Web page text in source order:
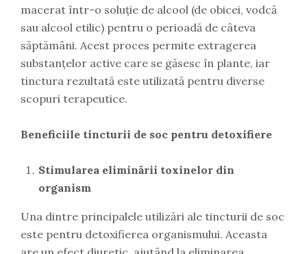
macerat într-o soluție de alcool (de obicei, vodcă
sau alcool etilic) pentru o perioadă de câteva
săptămâni. Acest proces permite extragerea
substanțelor active care se găsesc în plante, iar
tinctura rezultată este utilizată pentru diverse
scopuri terapeutice.
Beneficiile tincturii de soc pentru detoxifiere
Stimularea eliminării toxinelor din
organism
Una dintre principalele utilizări ale tincturii de soc
este pentru detoxifierea organismului. Aceasta